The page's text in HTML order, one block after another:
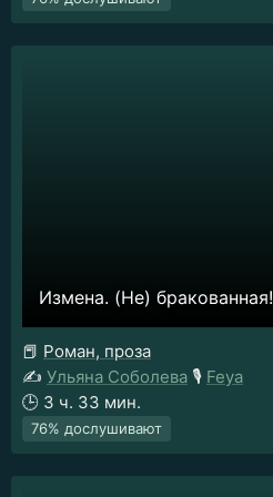
Измена. (Не) бракованная!
📕 Роман, проза
✍️ Ульяна Соболева 🎙️ Feya
🕒 3 ч. 33 мин.
76% дослушивают